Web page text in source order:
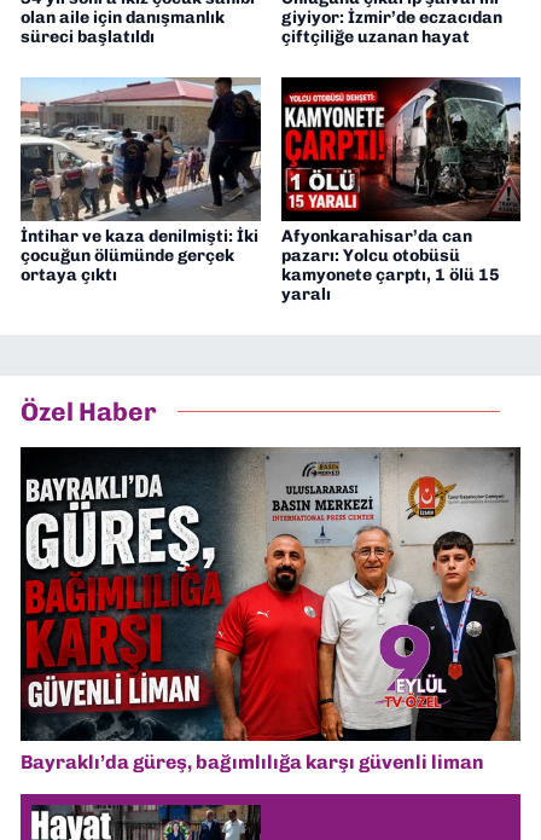
olan aile için danışmanlık
süreci başlatıldı
giyiyor: İzmir’de eczacıdan
çiftçiliğe uzanan hayat
İntihar ve kaza denilmişti: İki
çocuğun ölümünde gerçek
ortaya çıktı
Afyonkarahisar’da can
pazarı: Yolcu otobüsü
kamyonete çarptı, 1 ölü 15
yaralı
Özel Haber
Bayraklı’da güreş, bağımlılığa karşı güvenli liman